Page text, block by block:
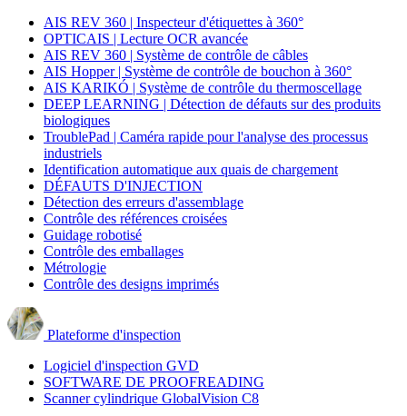
AIS REV 360 | Inspecteur d'étiquettes à 360°
OPTICAIS | Lecture OCR avancée
AIS REV 360 | Système de contrôle de câbles
AIS Hopper | Système de contrôle de bouchon à 360°
AIS KARIKÓ | Système de contrôle du thermoscellage
DEEP LEARNING | Détection de défauts sur des produits
biologiques
TroublePad | Caméra rapide pour l'analyse des processus
industriels
Identification automatique aux quais de chargement
DÉFAUTS D'INJECTION
Détection des erreurs d'assemblage
Contrôle des références croisées
Guidage robotisé
Contrôle des emballages
Métrologie
Contrôle des designs imprimés
Plateforme d'inspection
Logiciel d'inspection GVD
SOFTWARE DE PROOFREADING
Scanner cylindrique GlobalVision C8